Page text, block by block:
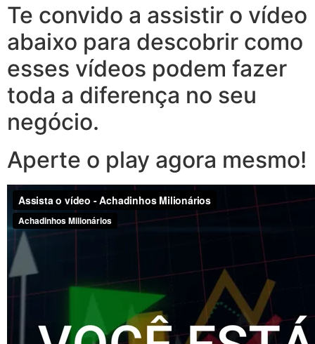
Te convido a assistir o vídeo
abaixo para descobrir como
esses vídeos podem fazer
toda a diferença no seu
negócio.
Aperte o play agora mesmo!